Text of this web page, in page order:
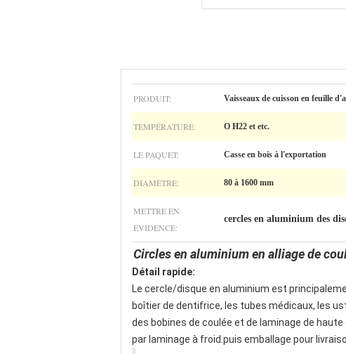
PRODUIT: Vaisseaux de cuisson en feuille
TEMPÉRATURE: O H22 et etc.
LE PAQUET: Casse en bois à l'exportation
DIAMÈTRE: 80 à 1600 mm
METTRE EN
ÉVIDENCE:
cercles en aluminium des
Circles en aluminium en alliage de
Détail rapide:
Le cercle/disque en aluminium est
boîtier de dentifrice, les tubes médicaux, les
des bobines de coulée et de laminage de
par laminage à froid.puis emballage pour